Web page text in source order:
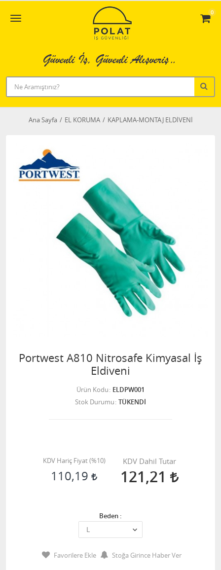
0
Ana Sayfa EL KORUMA KAPLAMA-MONTAJ ELDİVENİ
Portwest A810 Nitrosafe Kimyasal İş
Eldiveni
Ürün Kodu ELDPW001
Stok Durumu TÜKENDİ
KDV Hariç Fiyat (%10)
110,19
KDV Dahil Tutar
121,21
Beden :
Favorilere Ekle Stoğa Girince Haber Ver